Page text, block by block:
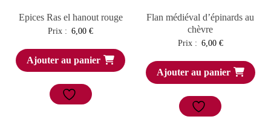
Epices Ras el hanout rouge
Prix : 6,00€
Ajouter au panier
Flan médiéval d’épinards au
chèvre
Prix : 6,00 €
Ajouter au panier